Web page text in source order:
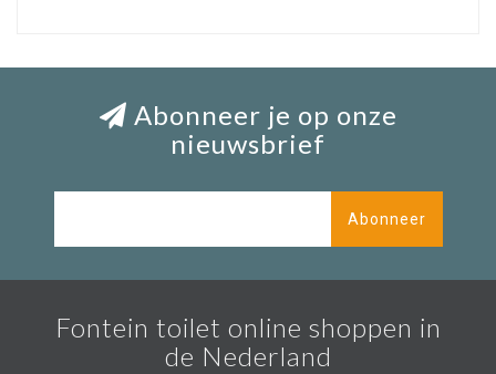
Abonneer je op onze
nieuwsbrief
Abonneer
Fontein toilet online shoppen in
de Nederland